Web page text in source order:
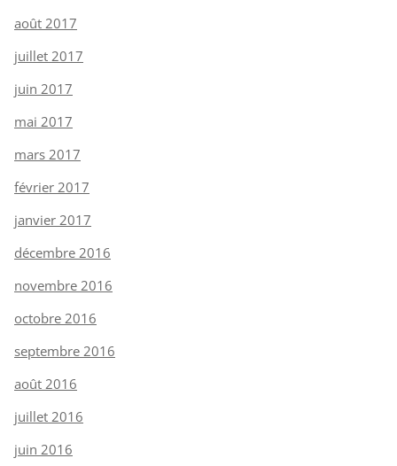
août 2017
juillet 2017
juin 2017
mai 2017
mars 2017
février 2017
janvier 2017
décembre 2016
novembre 2016
octobre 2016
septembre 2016
août 2016
juillet 2016
juin 2016